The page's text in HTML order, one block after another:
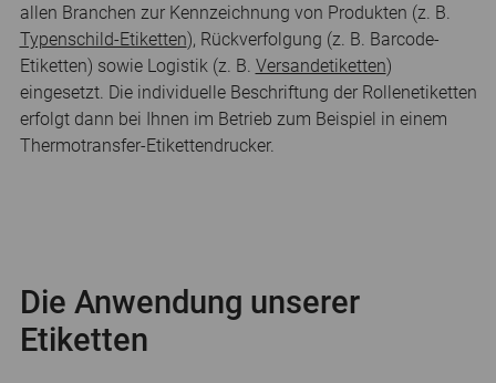
allen Branchen zur Kennzeichnung von Produkten (z. B.
Typenschild-Etiketten), Rückverfolgung (z. B. Barcode-
Etiketten) sowie Logistik (z. B. Versandetiketten)
eingesetzt. Die individuelle Beschriftung der Rollenetiketten
erfolgt dann bei Ihnen im Betrieb zum Beispiel in einem
Thermotransfer-Etikettendrucker.
Die Anwendung unserer
Etiketten